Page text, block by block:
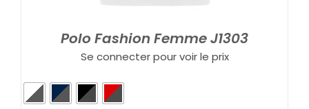
Polo Fashion Femme J1303
Se connecter pour voir le prix